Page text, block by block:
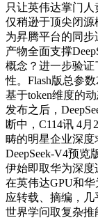
只让英伟达掌门人
仅稍逊于顶尖闭源
为昇腾平台的同
产物全面支撑
概念？进一步验
性。Flash版总参
基于token维度的
发布之后，
断中，C114讯 4
畴的明星企业深度
DeepSeek-V4预览
伊始即取华为深
在英伟达GPU和
应转载、摘编，
世界学问取复杂